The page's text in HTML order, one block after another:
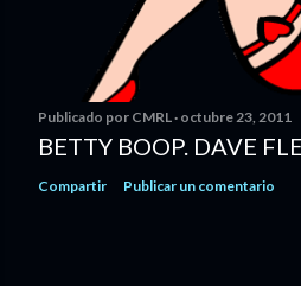
Publicado por CMRL octubre 23, 2011
BETTY BOOP. DAVE
Compartir Publicar un comentario